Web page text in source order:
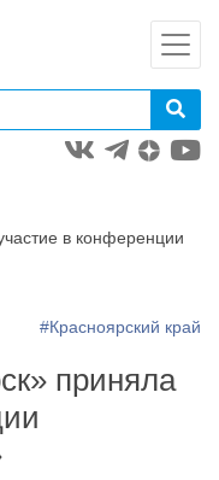
в конференции
#Красноярский край
приняла